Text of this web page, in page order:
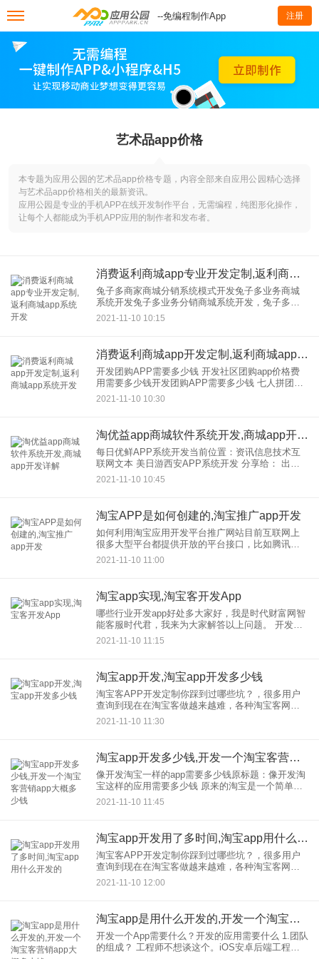
--免编程制作App 注册
艺术品app价格
本专题为应用公园的艺术品app价格专题，内容全部来自应用公园精心选择
与艺术品app价格相关的最新资讯。
应用公园是专业的手机APP在线开发制作平台，无需编程，纯图形化操作，
让每个人都能成为手机APP应用的制作者和发布者。
消费返利商城app专业开发定制,返利商城app系统开发
兔子多商家商城分销系统模式开发兔子多业务商城
系统开发兔子多业务分销商城系统开发，兔子多业
务分红商城系统开发，兔子多业务商城系统模式开
发，兔子多业务商城系统开发APP，兔子多商户商
2021-11-10 10:15
消费返利商城app开发定制,返利商城app系统开发
开发团购APP需要多少钱 开发社区团购app价格费
用需要多少钱开发团购APP需要多少钱 七人拼团商
城APP系统定制开发 七人拼团商城APP系统定制开
发1、七人拼团模式商城系统软件开发需要
2021-11-10 10:30
淘优益app商城软件系统开发,商城app开发详解
每日优鲜APP系统开发当前位置：资讯信息技术互
联网文本 美日游西安APP系统开发 分享给： 出
版：作者：甄访问量：23 核心提示：每日生鲜系统
每日生鲜系统开发，振盛130微662
2021-11-10 10:45
淘宝APP是如何创建的,淘宝推广app开发
如何利用淘宝应用开发平台推广网站目前互联网上
很多大型平台都提供开放的平台接口，比如腾讯、
百度、淘宝等。这三个平台都提供了应用提交接
口，利用好这些平台可以给网站带来很多帮助。之
2021-11-10 11:00
淘宝app实现,淘宝客开发App
哪些行业开发app好处多大家好，我是时代财富网智
能客服时代君，我来为大家解答以上问题。 开发
APP具有诸多优势的行业有： 1.餐饮业应用开发 有
了APP，我们摆脱了传单档次低、效果差
2021-11-10 11:15
淘宝app开发,淘宝app开发多少钱
淘宝客APP开发定制你踩到过哪些坑？，很多用户
查询到现在在淘宝客做越来越难，各种淘宝客网站
不被搜索引擎看好，根本不给淘宝客活路。因此，
很多淘宝客都转型成了淘宝客app。即使以后网站关
2021-11-10 11:30
淘宝app开发多少钱,开发一个淘宝客营销app大概多少钱
像开发淘宝一样的app需要多少钱原标题：像开发淘
宝这样的应用需要多少钱 原来的淘宝是一个简单的
多商户版本的商城系统，包括用户看到的页面和商
户的背景。基本上，目前开发包括PC商城，移动商
2021-11-10 11:45
淘宝app开发用了多时间,淘宝app用什么开发的
淘宝客APP开发定制你踩到过哪些坑？，很多用户
查询到现在在淘宝客做越来越难，各种淘宝客网站
不被搜索引擎看好，根本不给淘宝客活路。因此，
很多淘宝客都转型成了淘宝客app。即使以后网站关
2021-11-10 12:00
淘宝app是用什么开发的,开发一个淘宝客营销app大概多少钱
开发一个App需要什么？开发的应用需要什么 1.团队
的组成？ 工程师不想谈这个。iOS安卓后端工程师